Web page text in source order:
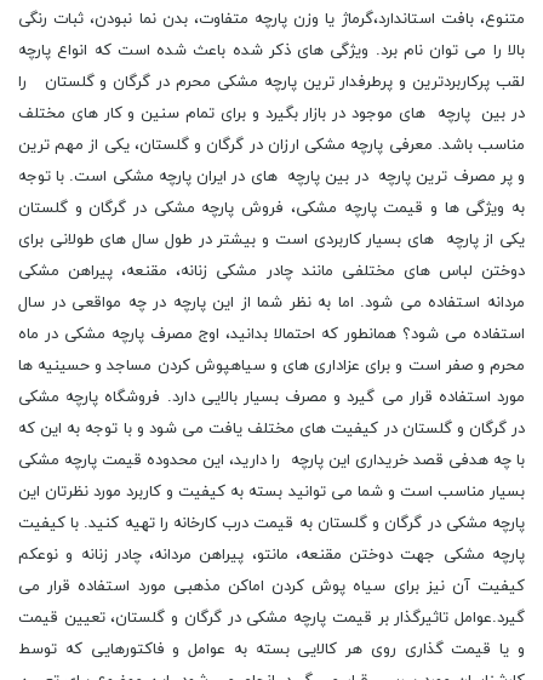
متنوع، بافت استاندارد،گرماژ یا وزن پارچه متفاوت، بدن نما نبودن، ثبات رنگی
بالا را می توان نام برد. ویژگی های ذکر شده باعث شده است که انواع پارچه
لقب پرکاربردترین و پرطرفدار ترین پارچه مشکی محرم در گرگان و گلستان را
در بین پارچه های موجود در بازار بگیرد و برای تمام سنین و کار های مختلف
مناسب باشد. معرفی پارچه مشکی ارزان در گرگان و گلستان، یکی از مهم ترین
و پر مصرف ترین پارچه در بین پارچه های در ایران پارچه مشکی است. با توجه
به ویژگی ها و قیمت پارچه مشکی، فروش پارچه مشکی در گرگان و گلستان
یکی از پارچه های بسیار کاربردی است و بیشتر در طول سال های طولانی برای
دوختن لباس های مختلفی مانند چادر مشکی زنانه، مقنعه، پیراهن مشکی
مردانه استفاده می شود. اما به نظر شما از این پارچه در چه مواقعی در سال
استفاده می شود؟ همانطور که احتمالا بدانید، اوج مصرف پارچه مشکی در ماه
محرم و صفر است و برای عزاداری های و سیاهپوش کردن مساجد و حسینیه ها
مورد استفاده قرار می گیرد و مصرف بسیار بالایی دارد. فروشگاه پارچه مشکی
در گرگان و گلستان در کیفیت های مختلف یافت می شود و با توجه به این که
با چه هدفی قصد خریداری این پارچه را دارید، این محدوده قیمت پارچه مشکی
بسیار مناسب است و شما می توانید بسته به کیفیت و کاربرد مورد نظرتان این
پارچه مشکی در گرگان و گلستان به قیمت درب کارخانه را تهیه کنید. با کیفیت
پارچه مشکی جهت دوختن مقنعه، مانتو، پیراهن مردانه، چادر زنانه و نوعکم
کیفیت آن نیز برای سیاه پوش کردن اماکن مذهبی مورد استفاده قرار می
گیرد.عوامل تاثیرگذار بر قیمت پارچه مشکی در گرگان و گلستان، تعیین قیمت
و یا قیمت گذاری روی هر کالایی بسته به عوامل و فاکتورهایی که توسط